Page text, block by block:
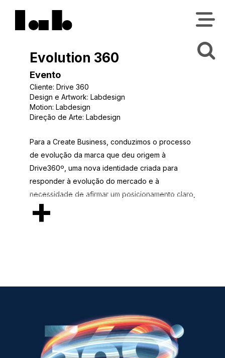
Evolution 360
Evento
Cliente: Drive 360
Design e Artwork: Labdesign
Motion: Labdesign
Direção de Arte: Labdesign
Para a Create Business, conduzimos o processo
de evolução da marca que deu origem à
Drive360º, uma nova identidade criada para
responder à evolução do mercado e à
necessidade de afirmar um posicionamento claro,
Com mais de 20 anos de experiência, a Create
proposta de valor mais definida e uma identidade
A nova marca foi apresentada no evento anual
da Create Business, perante colaboradores,
parceiros e stakeholders. Para este momento,
desenvolvemos o conceito, a identidade e a
+